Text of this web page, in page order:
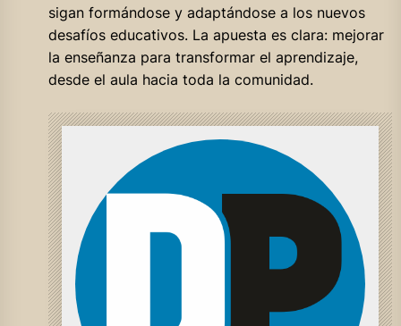
sigan formándose y adaptándose a los nuevos
desafíos educativos. La apuesta es clara: mejorar
la enseñanza para transformar el aprendizaje,
desde el aula hacia toda la comunidad.